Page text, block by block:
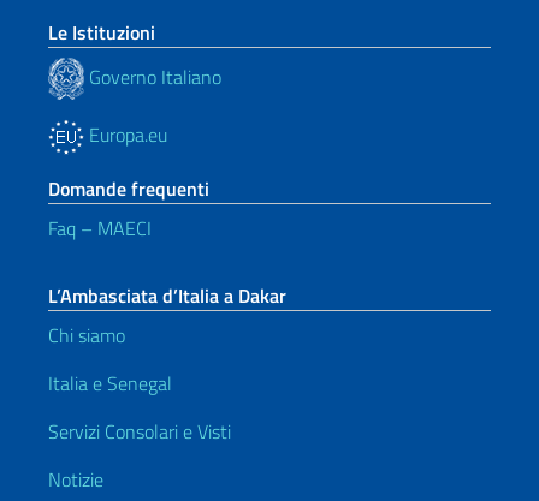
Le Istituzioni
Governo Italiano
Europa.eu
Domande frequenti
Faq – MAECI
L’Ambasciata d’Italia a Dakar
Chi siamo
Italia e Senegal
Servizi Consolari e Visti
Notizie